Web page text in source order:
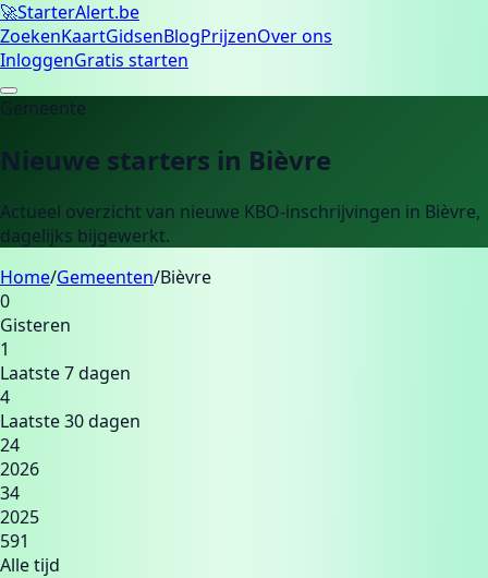
🚀StarterAlert.be
ZoekenKaartGidsenBlogPrijzenOver ons
InloggenGratis starten
Gemeente
Nieuwe starters in Bièvre
Actueel overzicht van nieuwe KBO-inschrijvingen in Bièvre,
dagelijks bijgewerkt.
Home/Gemeenten/Bièvre
0
Gisteren
1
Laatste 7 dagen
4
Laatste 30 dagen
24
2026
34
2025
591
Alle tijd